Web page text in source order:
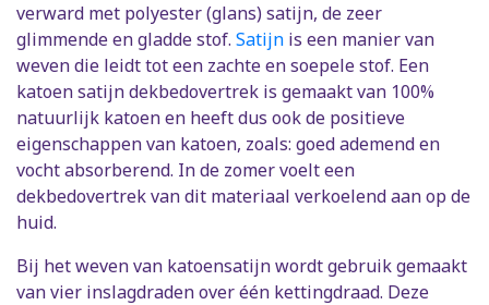
verward met polyester (glans) satijn, de zeer
glimmende en gladde stof. Satijn is een manier van
weven die leidt tot een zachte en soepele stof. Een
katoen satijn dekbedovertrek is gemaakt van 100%
natuurlijk katoen en heeft dus ook de positieve
eigenschappen van katoen, zoals: goed ademend en
vocht absorberend. In de zomer voelt een
dekbedovertrek van dit materiaal verkoelend aan op de
huid.
Bij het weven van katoensatijn wordt gebruik gemaakt
van vier inslagdraden over één kettingdraad. Deze